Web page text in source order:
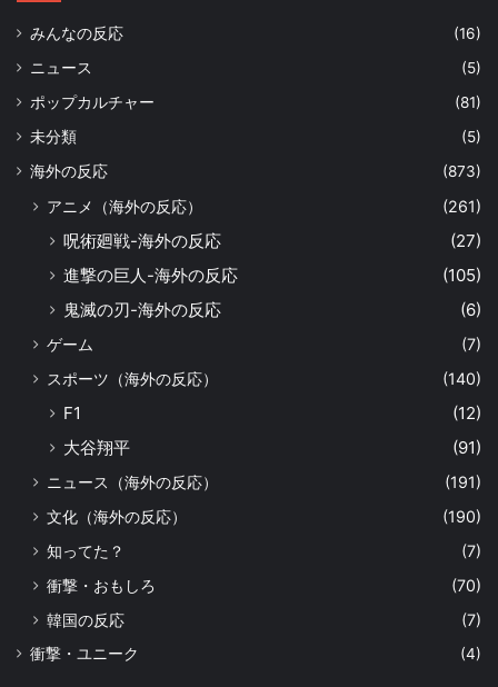
みんなの反応
(16)
ニュース
(5)
ポップカルチャー
(81)
未分類
(5)
海外の反応
(873)
アニメ（海外の反応） (261)
呪術廻戦-海外の反応
(27)
進撃の巨人-海外の反応
(105)
鬼滅の刃-海外の反応
(6)
ゲーム
(7)
スポーツ（海外の反応）
(140)
F1
(12)
大谷翔平
(91)
ニュース（海外の反応）
(191)
文化（海外の反応）
(190)
知ってた？
(7)
衝撃・おもしろ
(70)
韓国の反応
(7)
衝撃・ユニーク (4)